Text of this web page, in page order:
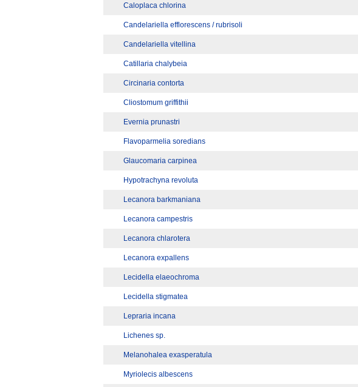
Caloplaca chlorina
Candelariella efflorescens / rubrisoli
Candelariella vitellina
Catillaria chalybeia
Circinaria contorta
Cliostomum griffithii
Evernia prunastri
Flavoparmelia soredians
Glaucomaria carpinea
Hypotrachyna revoluta
Lecanora barkmaniana
Lecanora campestris
Lecanora chlarotera
Lecanora expallens
Lecidella elaeochroma
Lecidella stigmatea
Lepraria incana
Lichenes sp.
Melanohalea exasperatula
Myriolecis albescens